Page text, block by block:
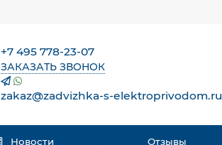
+7 495 778-23-07
ЗАКАЗАТЬ ЗВОНОК
zakaz@zadvizhka-s-elektroprivodom.ru
Новости Отзывы